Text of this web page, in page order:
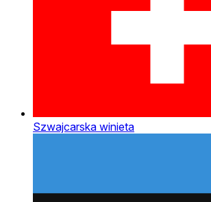
Szwajcarska winieta